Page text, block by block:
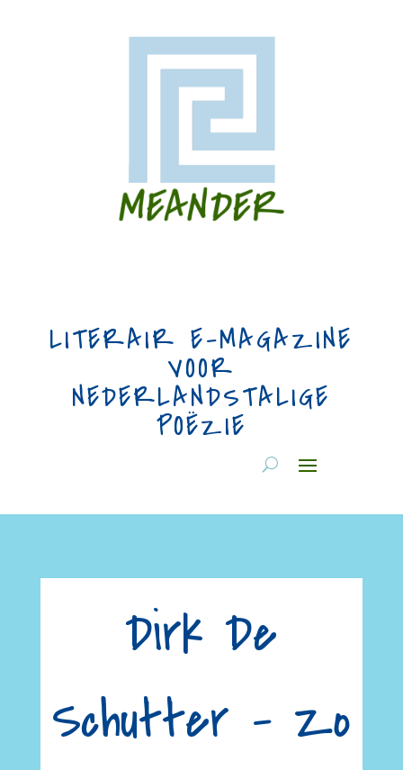
LITERAIR E-MAGAZINE
VOOR
NEDERLANDSTALIGE
POËZIE
Dirk De
Schutter – Zo